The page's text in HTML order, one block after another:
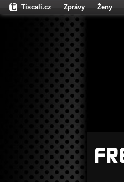
Tiscali.cz Zprávy Ženy
Fights.cz